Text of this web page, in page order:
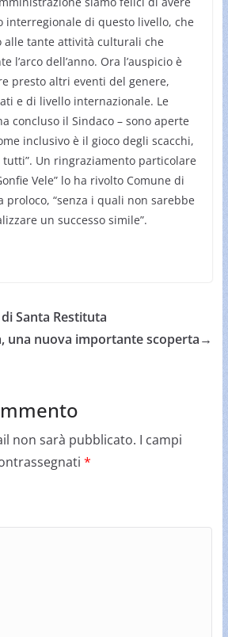
interregionale di questo livello, che
tante attività culturali che
l’arco dell’anno. Ora l’auspicio è
presto altri eventi del genere,
e di livello internazionale. Le
concluso il Sindaco – sono aperte
inclusivo è il gioco degli scacchi,
tutti”. Un ringraziamento particolare
Vele” lo ha rivolto Comune di
proloco, “senza i quali non sarebbe
un successo simile”.
Santa Restituta
una nuova importante scoperta→
non sarà pubblicato. I campi
*